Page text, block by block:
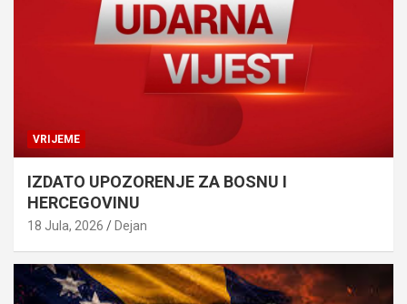
VRIJEME
IZDATO UPOZORENJE ZA BOSNU I
HERCEGOVINU
18 Jula, 2026 Dejan